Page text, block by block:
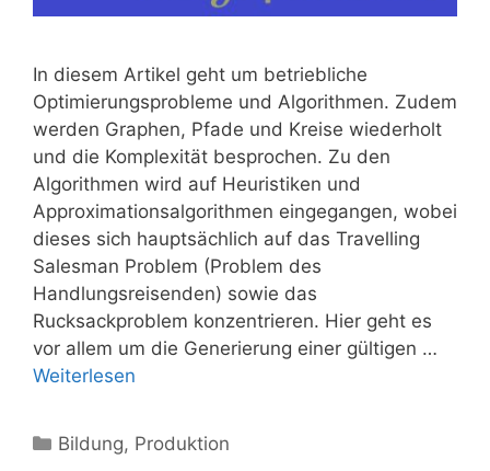
In diesem Artikel geht um betriebliche
Optimierungsprobleme und Algorithmen. Zudem
werden Graphen, Pfade und Kreise wiederholt
und die Komplexität besprochen. Zu den
Algorithmen wird auf Heuristiken und
Approximationsalgorithmen eingegangen, wobei
dieses sich hauptsächlich auf das Travelling
Salesman Problem (Problem des
Handlungsreisenden) sowie das
Rucksackproblem konzentrieren. Hier geht es
vor allem um die Generierung einer gültigen …
Weiterlesen
Kategorien
Bildung, Produktion